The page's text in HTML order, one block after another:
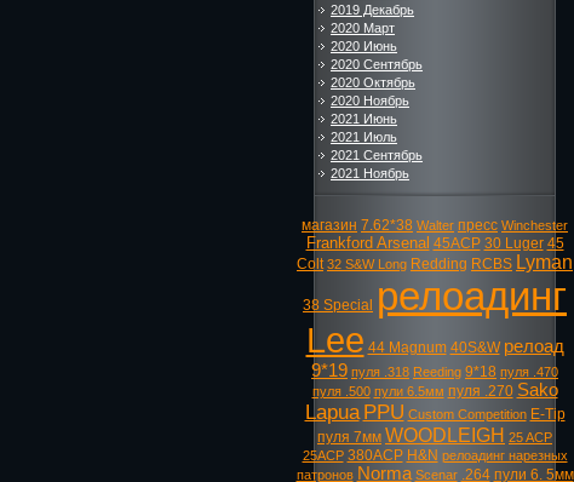
2019 Декабрь
2020 Март
2020 Июнь
2020 Сентябрь
2020 Октябрь
2020 Ноябрь
2021 Июнь
2021 Июль
2021 Сентябрь
2021 Ноябрь
магазин 7.62*38 Walter пресс Winchester
Frankford Arsenal 45ACP 30 Luger 45
Colt 32 S&W Long Redding RCBS Lyman
38 Special релоадинг
Lee 44 Magnum 40S&W релоад
9*19 пуля .318 Reeding 9*18 пуля .470
пуля .500 пули 6.5мм пуля .270 Sako
Lapua PPU Custom Competition E-Tip
пуля 7мм WOODLEIGH 25 ACP
25ACP 380ACP H&N релоадинг нарезных
патронов Norma Scenar .264 пули 6. 5мм